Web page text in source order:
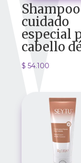
cuidado
especial
cabello
$ 54.100